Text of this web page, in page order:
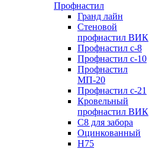
Профнастил
Гранд лайн
Стеновой
профнастил ВИК
Профнастил с-8
Профнастил с-10
Профнастил
МП-20
Профнастил с-21
Кровельный
профнастил ВИК
С8 для забора
Оцинкованный
Н75